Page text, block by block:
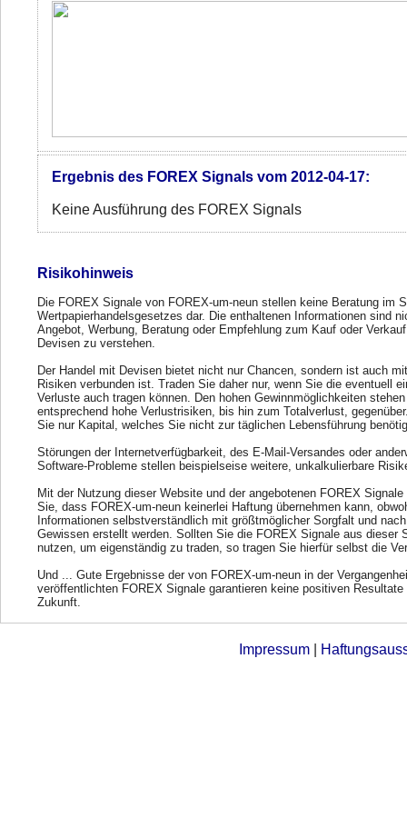
Ergebnis des FOREX Signals vom 2012-04-17:
Keine Ausführung des FOREX Signals
Risikohinweis
Die FOREX Signale von FOREX-um-neun stellen keine Beratung im
Wertpapierhandelsgesetzes dar. Die enthaltenen Informationen sind
Angebot, Werbung, Beratung oder Empfehlung zum Kauf oder
Devisen zu verstehen.
Der Handel mit Devisen bietet nicht nur Chancen, sondern ist auch
Risiken verbunden ist. Traden Sie daher nur, wenn Sie die eventuell
Verluste auch tragen können. Den hohen Gewinnmöglichkeiten stehen
entsprechend hohe Verlustrisiken, bis hin zum Totalverlust,
Sie nur Kapital, welches Sie nicht zur täglichen Lebensführung
Störungen der Internetverfügbarkeit, des E-Mail-Versandes oder
Software-Probleme stellen beispielseise weitere, unkalkulierbare
Mit der Nutzung dieser Website und der angebotenen FOREX
Sie, dass FOREX-um-neun keinerlei Haftung übernehmen kann,
Informationen selbstverständlich mit größtmöglicher Sorgfalt und
Gewissen erstellt werden. Sollten Sie die FOREX Signale aus dieser
nutzen, um eigenständig zu traden, so tragen Sie hierfür selbst die
Und ... Gute Ergebnisse der von FOREX-um-neun in der
veröffentlichten FOREX Signale garantieren keine positiven Resultate
Zukunft.
Impressum